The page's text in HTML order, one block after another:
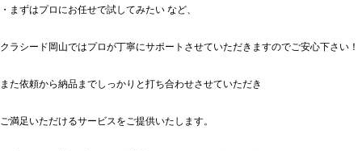
・まずはプロにお任せで試してみたい など、
クラシード岡山ではプロが丁寧にサポートさせていただきますのでご安心下さい！
また依頼から納品までしっかりと打ち合わせさせていただき
ご満足いただけるサービスをご提供いたします。